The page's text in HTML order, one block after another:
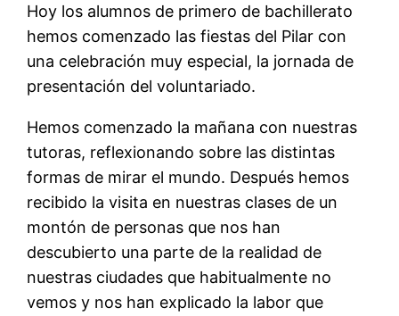
Hoy los alumnos de primero de bachillerato
hemos comenzado las fiestas del Pilar con
una celebración muy especial, la jornada de
presentación del voluntariado.
Hemos comenzado la mañana con nuestras
tutoras, reflexionando sobre las distintas
formas de mirar el mundo. Después hemos
recibido la visita en nuestras clases de un
montón de personas que nos han
descubierto una parte de la realidad de
nuestras ciudades que habitualmente no
vemos y nos han explicado la labor que